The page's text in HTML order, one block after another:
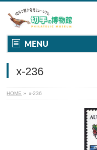
MENU
x-236
HOME » x-236